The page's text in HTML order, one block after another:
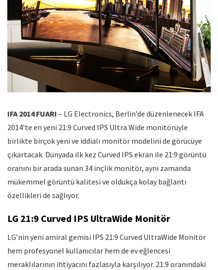
IFA 2014 FUARI – LG Electronics, Berlin’de düzenlenecek IFA
2014’te en yeni 21:9 Curved IPS Ultra Wide monitörüyle
birlikte birçok yeni ve iddialı monitör modelini de görücüye
çıkartacak. Dünyada ilk kez Curved IPS ekran ile 21:9 görüntü
oranını bir arada sunan 34 inçlik monitör, aynı zamanda
mükemmel görüntü kalitesi ve oldukça kolay bağlantı
özellikleri de sağlıyor.
LG 21:9 Curved IPS UltraWide Monitör
LG’nin yeni amiral gemisi IPS 21:9 Curved UltraWide Monitör
hem profesyonel kullanıcılar hem de ev eğlencesi
meraklılarının ihtiyacını fazlasıyla karşılıyor. 21:9 oranındaki